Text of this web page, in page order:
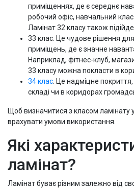
приміщеннях, де є середнє
робочий офіс, навчальний
Ламінат 32 класу також підійде
33 клас. Це чудове рішення
приміщень, де є значне
Наприклад, фітнес-клуб,
33 класу можна покласти в
34 клас . Це надміцне
складі чи в коридорах
Щоб визначитися з класом ламінату
врахувати умови використання.
Які
ламінат?
Ламінат буває різним залежно від